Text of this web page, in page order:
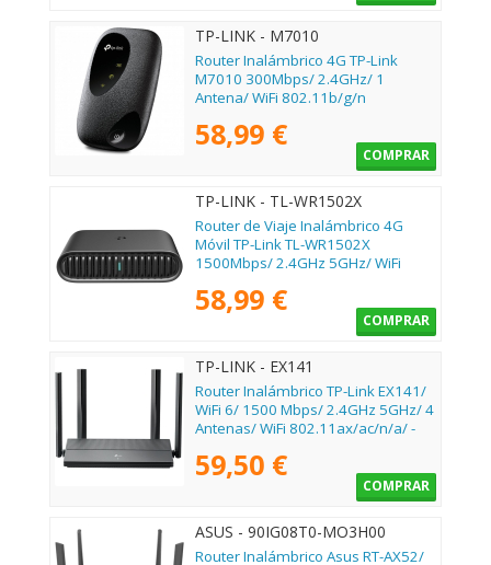
TP-LINK - M7010
Router Inalámbrico 4G TP-Link
M7010 300Mbps/ 2.4GHz/ 1
Antena/ WiFi 802.11b/g/n
58,99 €
COMPRAR
TP-LINK - TL-WR1502X
Router de Viaje Inalámbrico 4G
Móvil TP-Link TL-WR1502X
1500Mbps/ 2.4GHz 5GHz/ WiFi
58,99 €
COMPRAR
TP-LINK - EX141
Router Inalámbrico TP-Link EX141/
WiFi 6/ 1500 Mbps/ 2.4GHz 5GHz/ 4
Antenas/ WiFi 802.11ax/ac/n/a/ -
59,50 €
COMPRAR
ASUS - 90IG08T0-MO3H00
Router Inalámbrico Asus RT-AX52/